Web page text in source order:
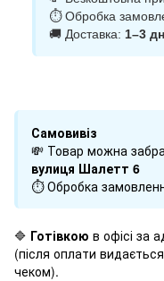
⏱ Обробка
🚚 Доставка: 1–3
Самовивіз
💸 Товар можна
вулиця Шалетт 6
⏱ Обробка
🔷 Готівкою в офісі за
(після оплати
чеком).